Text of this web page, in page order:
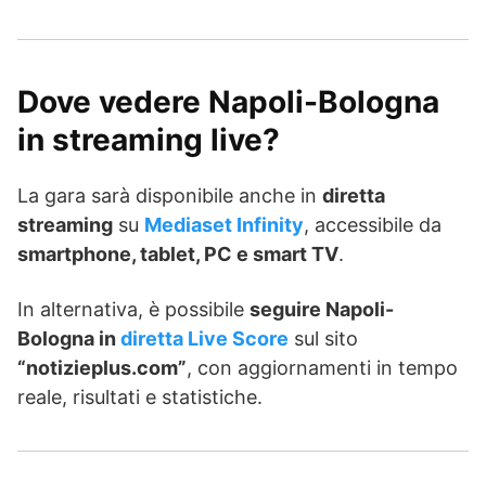
Dove vedere Napoli-Bologna
in streaming live?
La gara sarà disponibile anche in diretta
streaming su Mediaset Infinity, accessibile da
smartphone, tablet, PC e smart TV.
In alternativa, è possibile seguire Napoli-
Bologna indiretta Live Score sul sito
“notizieplus.com”, con aggiornamenti in tempo
reale, risultati e statistiche.